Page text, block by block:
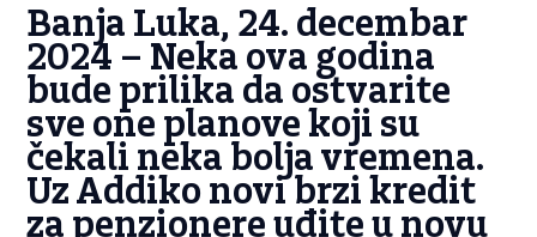
Banja Luka, 24. decembar
2024 – Neka ova godina
bude prilika da ostvarite
sve one planove koji su
čekali neka bolja vremena.
Uz Addiko novi brzi kredit
za penzionere uđite u novu